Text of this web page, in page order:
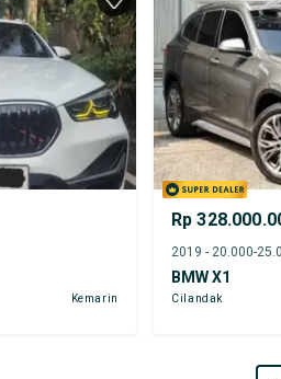
Kemarin
Rp
BMW X1
Cilandak